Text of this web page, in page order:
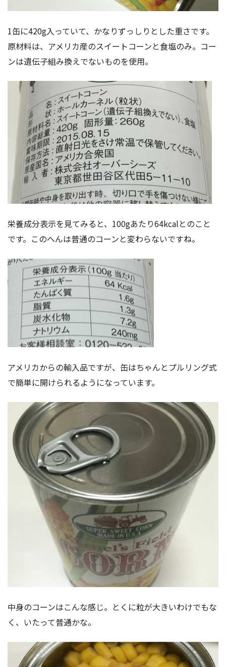
1缶に420g入っていて、かなりずっしりとした重さです。
原材料は、アメリカ産のスイートコーンと食塩のみ。コー
ンは遺伝子組み換えでないものを使用。
栄養成分表示を見てみると、100gあたり64kcalとのこと
です。このへんは普通のコーンと変わらないですね。
アメリカからの輸入品ですが、缶はちゃんとプルリング式
で簡単に開けられるようになっています。
中身のコーンはこんな感じ。とくに粒が大きいわけでもな
く、いたって普通かな。